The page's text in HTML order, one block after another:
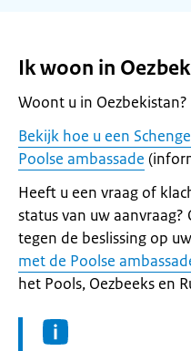
Ik woon in
Woont u in Oezbekistan?
Bekijk hoe u een
Poolse ambassade
Heeft u een vraag of
status van uw
tegen de beslissing op
met de Poolse
het Pools, Oezbeeks en